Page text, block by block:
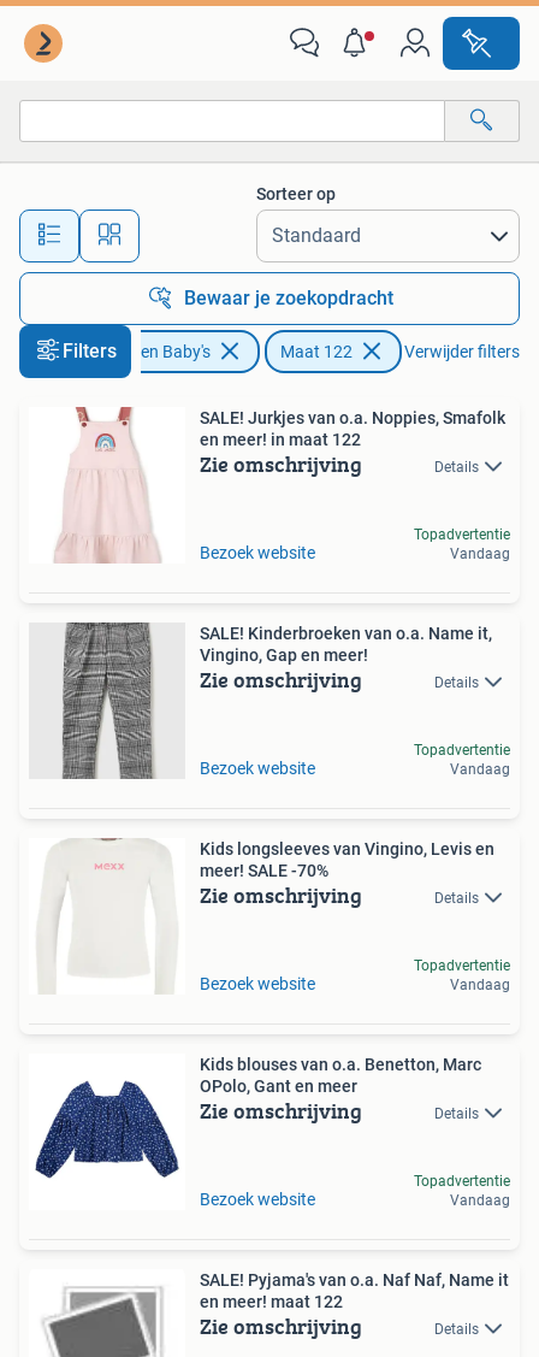
Alle afstanden…
Sorteer op
Bewaar je zoekopdracht
Filters
Kinderen en Baby's Maat 122 Verwijder filters
SALE! Jurkjes van o.a. Noppies, Smafolk
en meer! in maat 122
Zie omschrijving Details
Bezoek website
Topadvertentie
Vandaag
SALE! Kinderbroeken van o.a. Name it,
Vingino, Gap en meer!
Zie omschrijving Details
Bezoek website
Topadvertentie
Vandaag
Kids longsleeves van Vingino, Levis en
meer! SALE -70%
Zie omschrijving Details
Bezoek website
Topadvertentie
Vandaag
Kids blouses van o.a. Benetton, Marc
OPolo, Gant en meer
Zie omschrijving Details
Bezoek website
Topadvertentie
Vandaag
SALE! Pyjama's van o.a. Naf Naf, Name it
en meer! maat 122
Zie omschrijving Details